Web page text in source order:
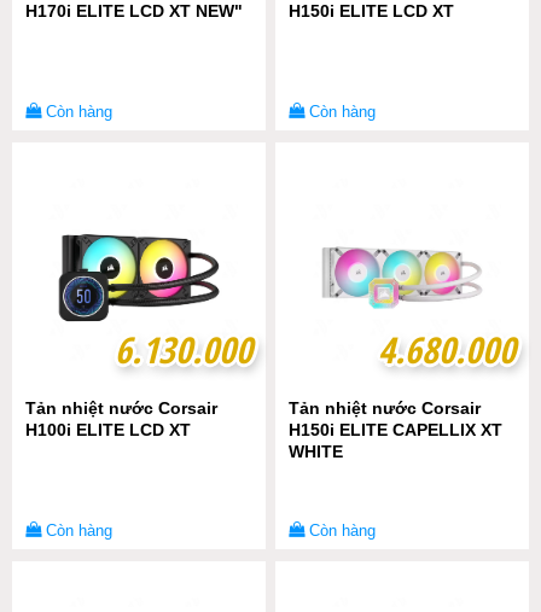
H170i ELITE LCD XT NEW"
Còn hàng
H150i ELITE LCD XT
Còn hàng
6.130.000
6.130.000
Tản nhiệt nước Corsair
H100i ELITE LCD XT
Còn hàng
4.680.000
4.680.000
Tản nhiệt nước Corsair
H150i ELITE CAPELLIX XT
WHITE
Còn hàng